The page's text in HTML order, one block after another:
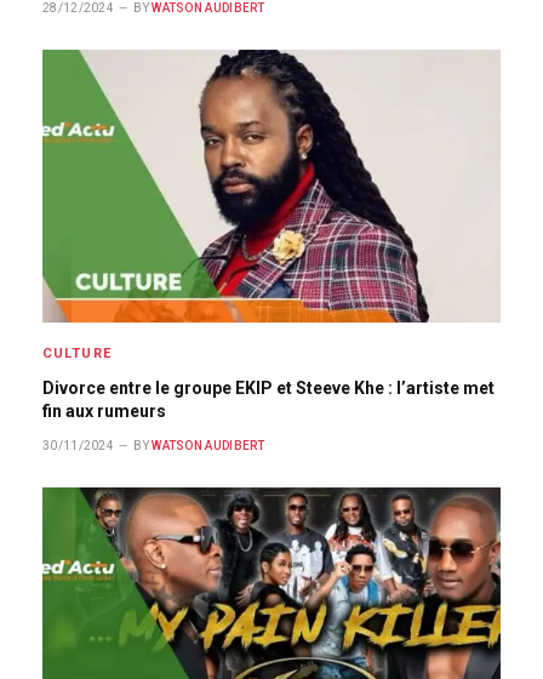
28/12/2024 BY WATSON AUDIBERT
CULTURE
Divorce entre le groupe EKIP et Steeve Khe : l’artiste met
fin aux rumeurs
30/11/2024 BY WATSON AUDIBERT